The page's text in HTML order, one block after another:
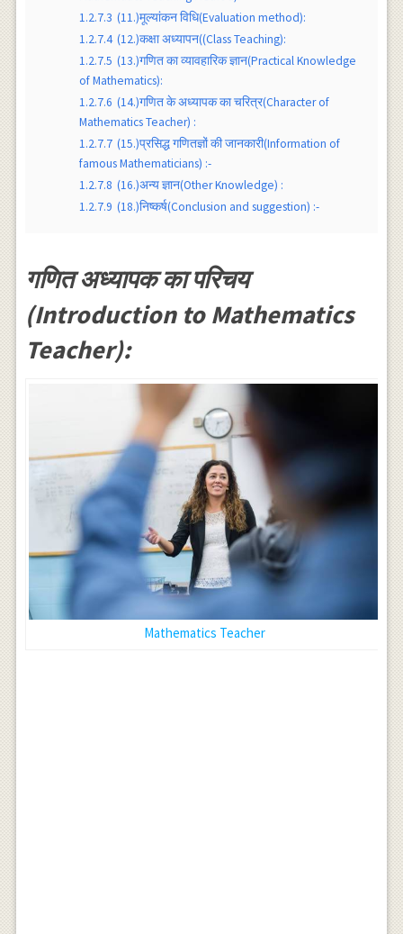
1.2.7.3 (11.)मूल्यांकन विधि(Evaluation method):
1.2.7.4 (12.)कक्षा अध्यापन((Class Teaching):
1.2.7.5 (13.)गणित का व्यावहारिक ज्ञान(Practical Knowledge
of Mathematics):
1.2.7.6 (14.)गणित के अध्यापक का चरित्र(Character of
Mathematics Teacher) :
1.2.7.7 (15.)प्रसिद्ध गणितज्ञों की जानकारी(Information of
famous Mathematicians) :-
1.2.7.8 (16.)अन्य ज्ञान(Other Knowledge) :
1.2.7.9 (18.)निष्कर्ष(Conclusion and suggestion) :-
गणित अध्यापक का परिचय
(Introduction to Mathematics
Teacher):
Mathematics Teacher